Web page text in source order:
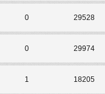
0 29528
0 29974
1 18205